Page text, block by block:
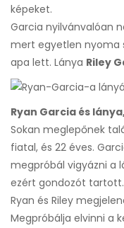
képeket.
Garcia nyilvánvalóan
mert egyetlen nyoma
apa lett. Lánya Riley
Ryan Garcia és
Sokan meglepőnek
fiatal, és 22 éves.
megpróbál vigyázni a
ezért gondozót tartott.
Ryan és Riley
Megpróbálja elvinni a